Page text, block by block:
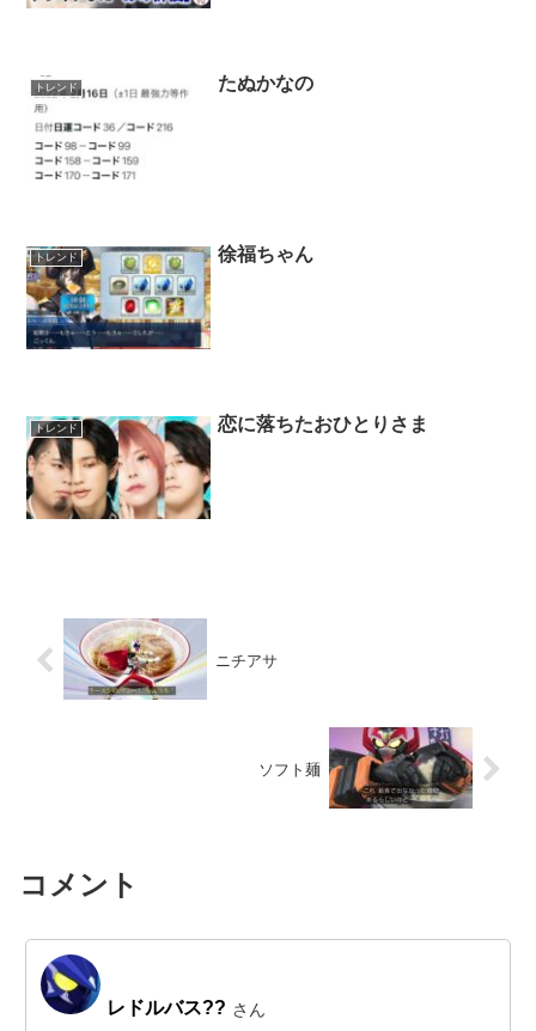
トレンド たぬかなの
トレンド 徐福ちゃん
トレンド 恋に落ちたおひとりさま
ニチアサ
ソフト麺
コメント
レドルバス?? さん